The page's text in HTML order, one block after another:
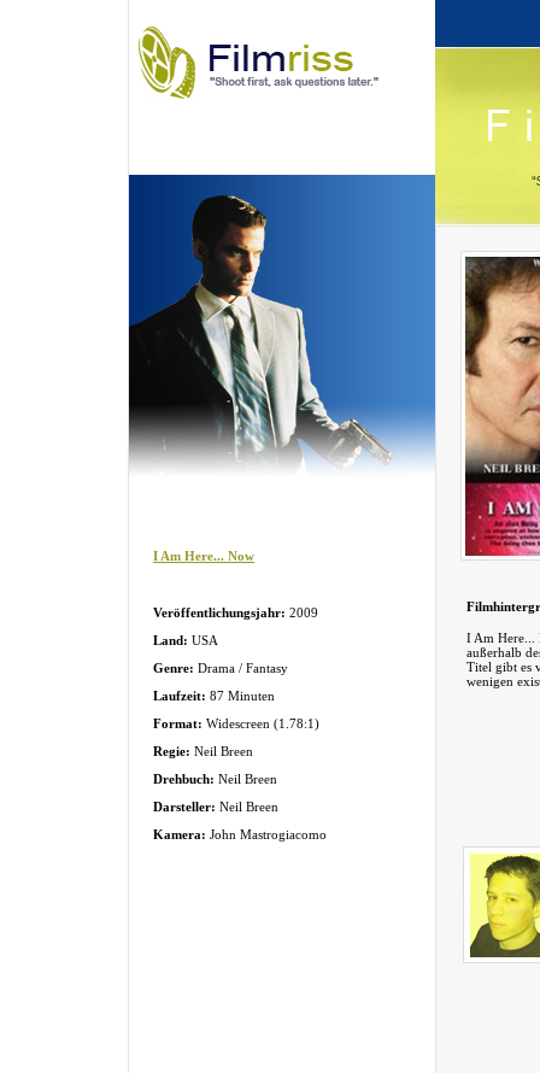
I Am Here...
außerhalb
Titel gibt es
wenigen
I Am Here... Now
Veröffentlichungsjahr: 2009
Land: USA
Genre: Drama / Fantasy
Laufzeit: 87 Minuten
Format: Widescreen (1.78:1)
Regie: Neil Breen
Drehbuch: Neil Breen
Darsteller: Neil Breen
Kamera: John Mastrogiacomo